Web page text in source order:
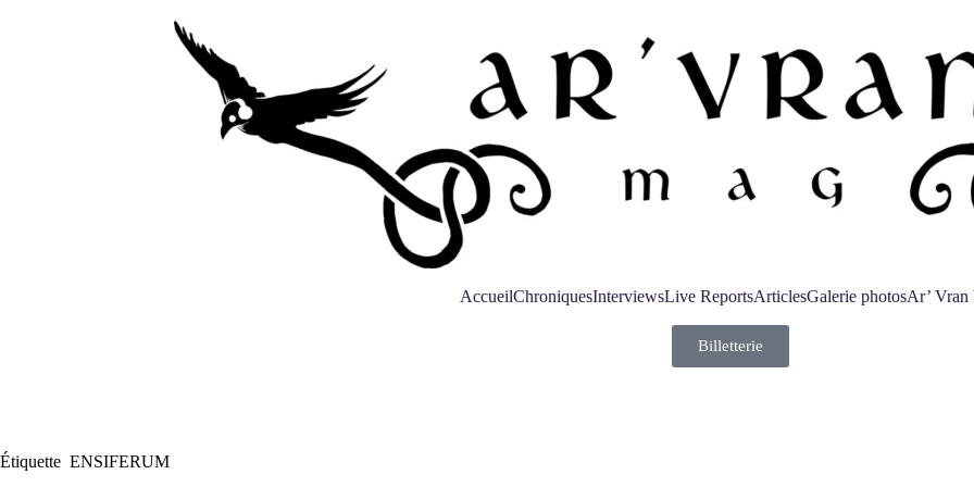
AccueilChroniquesInterviewsLive ReportsArticlesGalerie photosAr’ Vran
Billetterie
Étiquette ENSIFERUM